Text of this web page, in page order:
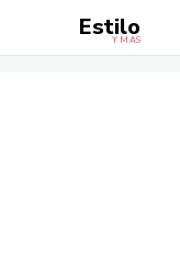
Estilo
Y MÁS